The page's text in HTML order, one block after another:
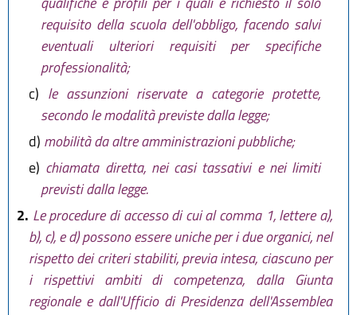
requisito della scuola dell'obbligo, facendo salvi
eventuali ulteriori requisiti per specifiche
professionalità;
c) le assunzioni riservate a categorie protette,
secondo le modalità previste dalla legge;
d) mobilità da altre amministrazioni pubbliche;
e) chiamata diretta, nei casi tassativi e nei limiti
previsti dalla legge.
2. Le procedure di accesso di cui al comma 1, lettere a),
b), c), e d) possono essere uniche per i due organici, nel
rispetto dei criteri stabiliti, previa intesa, ciascuno per
i rispettivi ambiti di competenza, dalla Giunta
regionale e dall'Ufficio di Presidenza dell'Assemblea